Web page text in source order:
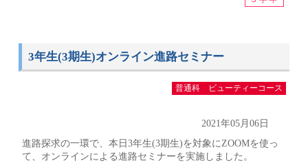
3年生(3期生)オンライン進路セミナー
普通科 ビューティーコース
2021年05月06日
進路探求の一環で、本日3年生(3期生)を対象にZOOMを使っ
て、オンラインによる進路セミナーを実施しました。